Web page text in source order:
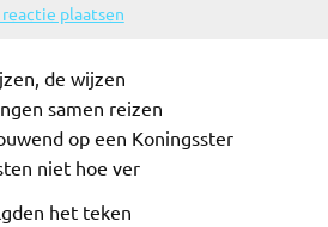
reactie plaatsen
de wijzen
samen reizen
op een Koningsster
niet hoe ver
het teken